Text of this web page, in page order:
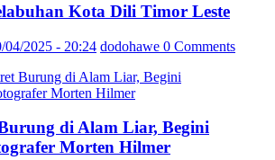
Kota Dili Timor Leste
04/2025 - 20:24 dodohawe 0 Comments
di Alam Liar, Begini
Morten Hilmer